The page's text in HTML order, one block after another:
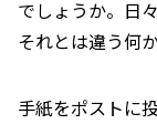
でしょうか。日
それとは違う何
手紙をポストに